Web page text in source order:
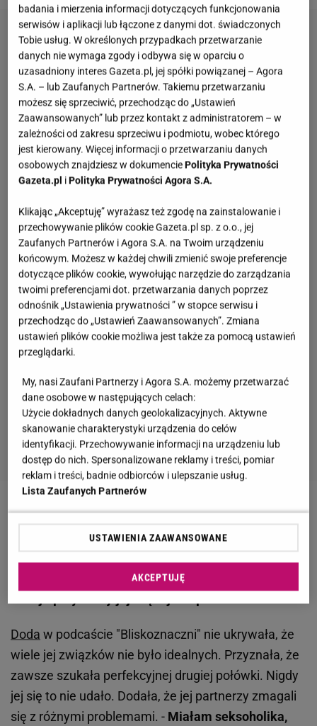
Zobacz wideoDoda opowiedziała o trudnej sytuacji
rodziców. Jej mama walczyła w sądzie
Doda szczerze o poprzednich związkach. Niektóre
Doda w podcaście "Bliskoznaczni" nie ukrywała, że
wiele jej związków nie było idealnych. Przyznała, że
zawsze szukała perfekcyjnej drugiej połówki. Nigdy
jej się to nie udało. Dodała, że jej partnerzy zmagali
się z różnymi problemami. - Miałam seksoholika,
badania i mierzenia informacji dotyczących funkcjonowania
serwisów i aplikacji lub łączone z danymi dot. świadczonych
Tobie usług. W określonych przypadkach przetwarzanie
danych nie wymaga zgody i odbywa się w oparciu o
uzasadniony interes Gazeta.pl, jej spółki powiązanej – Agora
S.A. – lub Zaufanych Partnerów. Takiemu przetwarzaniu
możesz się sprzeciwić, przechodząc do „Ustawień
Zaawansowanych” lub przez kontakt z administratorem – w
zależności od zakresu sprzeciwu i podmiotu, wobec którego
jest kierowany. Więcej informacji o przetwarzaniu danych
osobowych znajdziesz w dokumenciePolityka Prywatności
Gazeta.pl iPolityka Prywatności Agora S.A.
Klikając „Akceptuję” wyrażasz też zgodę na zainstalowanie i
przechowywanie plików cookie Gazeta.pl sp. z o.o., jej
Zaufanych Partnerów i Agora S.A. na Twoim urządzeniu
końcowym. Możesz w każdej chwili zmienić swoje preferencje
dotyczące plików cookie, wywołując narzędzie do zarządzania
twoimi preferencjami dot. przetwarzania danych poprzez
odnośnik „Ustawienia prywatności ” w stopce serwisu i
przechodząc do „Ustawień Zaawansowanych”. Zmiana
ustawień plików cookie możliwa jest także za pomocą ustawień
przeglądarki.
My, nasi Zaufani Partnerzy i Agora S.A. możemy przetwarzać
dane osobowe w następujących celach:
Użycie dokładnych danych geolokalizacyjnych. Aktywne
skanowanie charakterystyki urządzenia do celów
identyfikacji. Przechowywanie informacji na urządzeniu lub
dostęp do nich. Spersonalizowane reklamy i treści, pomiar
reklam i treści, badnie odbiorców i ulepszanie usług.
Lista Zaufanych Partnerów
USTAWIENIA ZAAWANSOWANE
AKCEPTUJĘ